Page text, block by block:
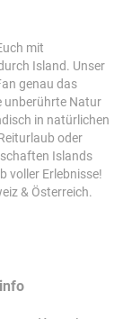
mit
Island. Unser
genau das
unberührte Natur
in natürlichen
oder
Islands
voller Erlebnisse!
& Österreich.